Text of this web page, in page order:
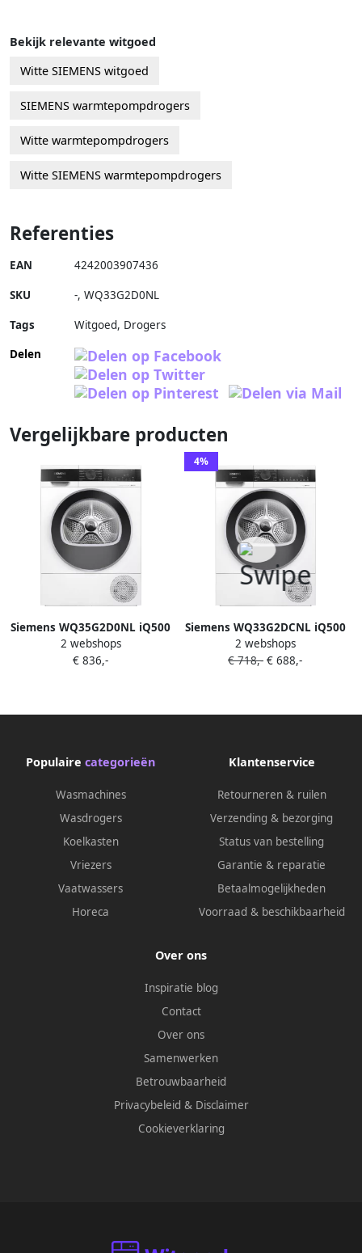
Bekijk relevante witgoed
Witte SIEMENS witgoed
SIEMENS warmtepompdrogers
Witte warmtepompdrogers
Witte SIEMENS warmtepompdrogers
Referenties
EAN 4242003907436
SKU -, WQ33G2D0NL
Tags
Witgoed, Drogers
Delen
Vergelijkbare producten
Siemens WQ35G2D0NL iQ500
Wasdroger
Warmtepompdroger
autoDry: bereikt uitstekende
2 webshops
€ 836,-
4%
Siemens WQ33G2DCNL iQ500
Wasdroger
Warmtepompdroger 9 kg Stil
droogresultat
2 webshops
€ 718,- € 688,-
Populaire categorieën
Wasmachines
Wasdrogers
Koelkasten
Vriezers
Vaatwassers
Horeca
Klantenservice
Retourneren & ruilen
Verzending & bezorging
Status van bestelling
Garantie & reparatie
Betaalmogelijkheden
Voorraad & beschikbaarheid
Over ons
Inspiratie blog
Contact
Over ons
Samenwerken
Betrouwbaarheid
Privacybeleid & Disclaimer
Cookieverklaring